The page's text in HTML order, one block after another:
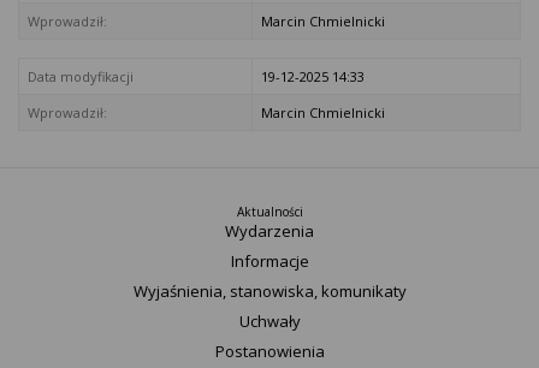
Wprowadził:
Marcin Chmielnicki
Data modyfikacji
19-12-2025 14:33
Wprowadził:
Marcin Chmielnicki
Aktualności
Wydarzenia
Informacje
Wyjaśnienia, stanowiska, komunikaty
Uchwały
Postanowienia